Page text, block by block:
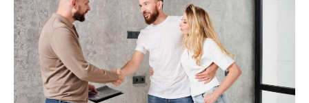
Zakup nieruchomości
Home staging